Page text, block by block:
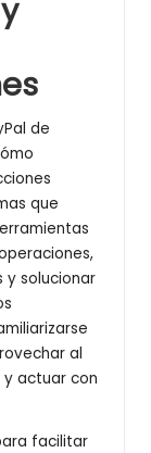
de
que
y solucionar
al
actuar con
facilitar